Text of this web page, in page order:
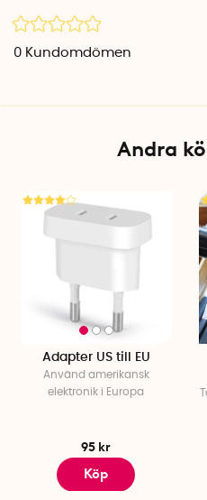
fin detalj i inredningen istället
Specifikationer
Mått: 30 x 20 x 23 cm (inkl.
Material: Metall och trä
Färg: Svart med mörkt
Avtagbar fackinsats ingår
Varumärke: Umbra
0 Kundomdömen
Andra
Adapter US till EU
Använd amerikansk
elektronik i Europa
95 kr
Köp